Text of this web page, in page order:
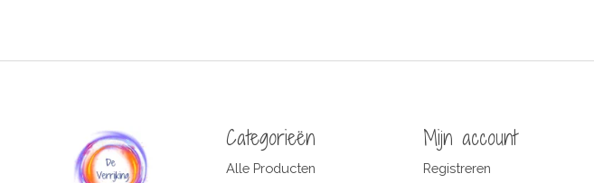
Categorieën
Alle Producten
Mijn account
Registreren